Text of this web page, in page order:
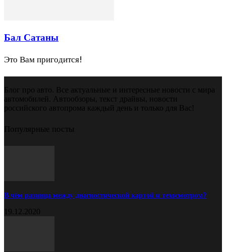
Бал Сатаны
Это Вам пригодится!
Блог про авто. Все актуальные и интересные новости с мира
автомобилей. Автообзоры, текст драйвы, новости
российского автопрома каждый день и только для Вас!
Популярные посты
В чём разница между диагностической картой и техосмотром?
19.12.2020